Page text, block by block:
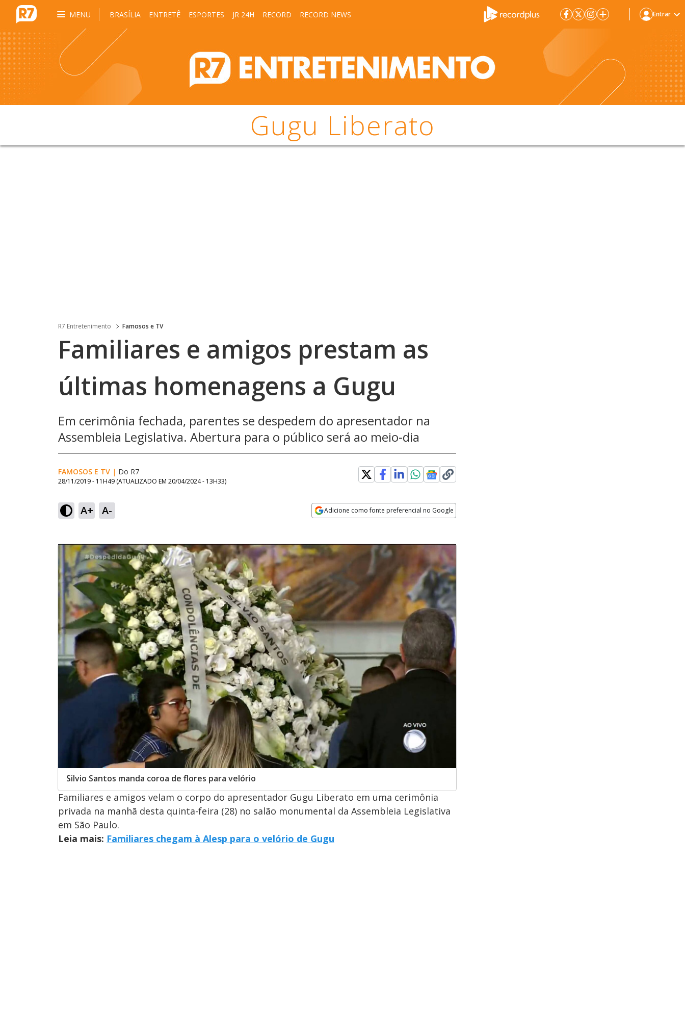
MENU BRASÍLIA ENTRETÊ ESPORTES JR 24H RECORD RECORD NEWS Entrar
Gugu Liberato
R7 Entretenimento Famosos e TV
Familiares e amigos prestam as
últimas homenagens a Gugu
Em cerimônia fechada, parentes se despedem do apresentador na
Assembleia Legislativa. Abertura para o público será ao meio-dia
FAMOSOS E TV | Do R7
28/11/2019 - 11H49 (ATUALIZADO EM 20/04/2024 - 13H33)
A+ A- Adicione como fonte preferencial no Google
Silvio Santos manda coroa de flores para velório
Familiares e amigos velam o corpo do apresentador Gugu Liberato em uma cerimônia
privada na manhã desta quinta-feira (28) no salão monumental da Assembleia Legislativa
em São Paulo.
Leia mais: Familiares chegam à Alesp para o velório de Gugu